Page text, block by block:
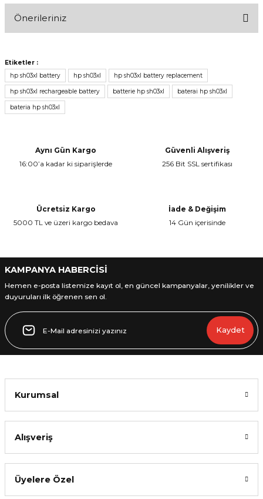
Önerileriniz
tarafımıza iletebilirsiniz.
Görüş ve önerileriniz için teşekkür ederiz.
Ürün resmi kalitesiz, bozuk veya görüntülenemiyor.
Etiketler :
hp sh03xl battery
hp sh03xl hp sh03xl battery replacement
hp sh03xl rechargeable battery batterie hp sh03xl baterai hp sh03xl
bateria hp sh03xl
Aynı Gün Kargo
16:00’a kadar ki siparişlerde
Güvenli Alışveriş
256 Bit SSL sertifikası
Ücretsiz Kargo
5000 TL ve üzeri kargo bedava
İade & Değişim
14 Gün içerisinde
KAMPANYA HABERCİSİ
Hemen e-posta listemize kayıt ol, en güncel kampanyalar, yenilikler ve
duyuruları ilk öğrenen sen ol.
Kaydet
Kurumsal
Alışveriş
Üyelere Özel